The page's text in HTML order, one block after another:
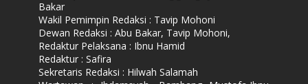
Bakar
Wakil Pemimpin Redaksi : Tavip Mohoni
Dewan Redaksi : Abu Bakar, Tavip Mohoni,
Redaktur Pelaksana : Ibnu Hamid
Redaktur : Safira
Sekretaris Redaksi : Hilwah Salamah